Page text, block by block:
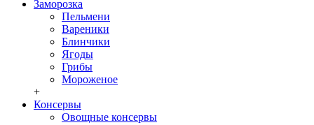
Заморозка
Пельмени
Вареники
Блинчики
Ягоды
Грибы
Мороженое
+
Консервы
Овощные консервы